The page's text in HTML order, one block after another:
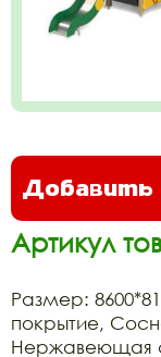
Добавить
Артикул
Размер:
покрытие,
Нержавеющая